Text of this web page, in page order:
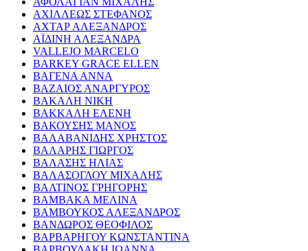
ΑΧΙΛΛΕΩΣ ΣΤΕΦΑΝΟΣ
ΑΧΤΑΡ ΑΛΕΞΑΝΔΡΟΣ
ΑΪΔΙΝΗ ΑΛΕΞΑΝΔΡΑ
VALLEJO MARCELO
BARKEY GRACE ELLEN
ΒΑΓΕΝΑ ΑΝΝΑ
ΒΑΖΑΙΟΣ ΑΝΑΡΓΥΡΟΣ
ΒΑΚΑΛΗ ΝΙΚΗ
ΒΑΚΚΑΛΗ ΕΛΕΝΗ
ΒΑΚΟΥΣΗΣ ΜΑΝΟΣ
ΒΑΛΑΒΑΝΙΔΗΣ ΧΡΗΣΤΟΣ
ΒΑΛΑΡΗΣ ΓΙΩΡΓΟΣ
ΒΑΛΑΣΗΣ ΗΛΙΑΣ
ΒΑΛΑΣΟΓΛΟΥ ΜΙΧΑΛΗΣ
ΒΑΛΤΙΝΟΣ ΓΡΗΓΟΡΗΣ
ΒΑΜΒΑΚΑ ΜΕΛΙΝΑ
ΒΑΜΒΟΥΚΟΣ ΑΛΕΞΑΝΔΡΟΣ
ΒΑΝΔΩΡΟΣ ΘΕΟΦΙΛΟΣ
ΒΑΡΒΑΡΗΓΟΥ ΚΩΝΣΤΑΝΤΙΝΑ